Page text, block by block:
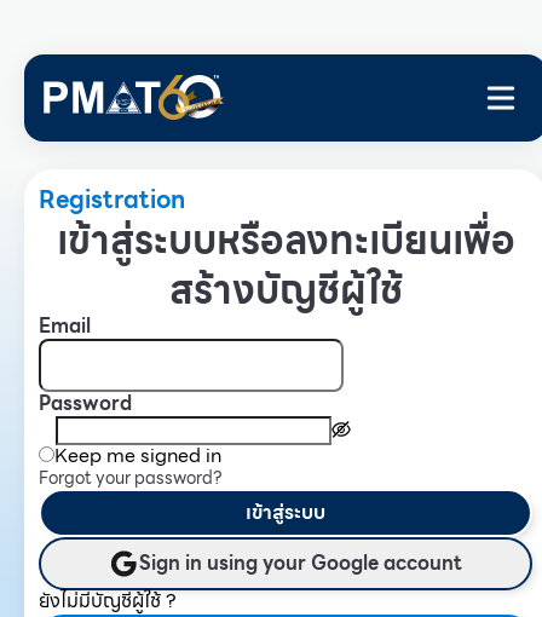
Registration
เข้าสู่ระบบหรือลงทะเบียนเพื่อ
สร้างบัญชีผู้ใช้
Email
Password
Keep me signed in
Forgot your password?
เข้าสู่ระบบ
Sign in using your Google account
ยังไม่มีบัญชีผู้ใช้ ?